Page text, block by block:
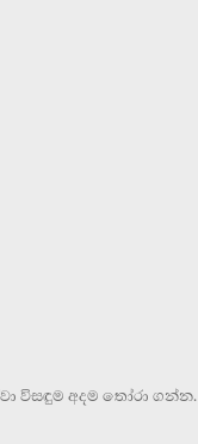
විසඳුම අදම තෝරා ගන්න.